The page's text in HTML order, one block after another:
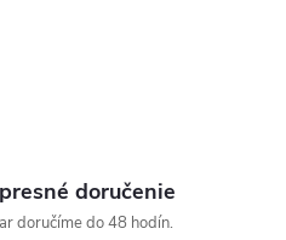
doručenie
doručíme do 48 hodín.